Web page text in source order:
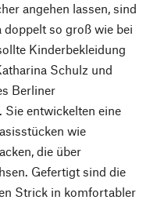
angehen lassen, sind
so groß wie bei
Kinderbekleidung
Schulz und
Berliner
Sie entwickelten eine
wie
die über
Gefertigt sind die
Strick in komfortabler